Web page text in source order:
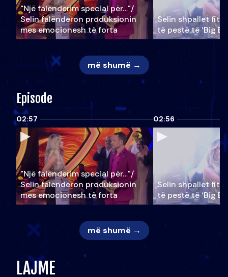
"Një falenderim special për…"/
Selin falënderon produksionin
mes emocionesh të forta
Selin shpallet
të pestë të ‘Big
më shumë →
Episode
02:57
"Një falenderim special për…"/
Selin falënderon produksionin
mes emocionesh të forta
02:56
Selin shpallet
të pestë të ‘Big
më shumë →
LAJME